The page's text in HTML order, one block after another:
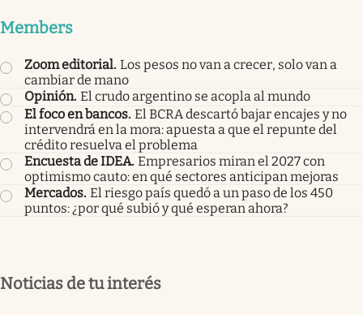
Members
Zoom editorial. Los pesos no van a crecer, solo van a
cambiar de mano
Opinión. El crudo argentino se acopla al mundo
El foco en bancos. El BCRA descartó bajar encajes y no
intervendrá en la mora: apuesta a que el repunte del
crédito resuelva el problema
Encuesta de IDEA. Empresarios miran el 2027 con
optimismo cauto: en qué sectores anticipan mejoras
Mercados. El riesgo país quedó a un paso de los 450
puntos: ¿por qué subió y qué esperan ahora?
Noticias de tu interés